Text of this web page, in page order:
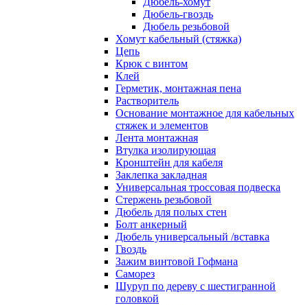
Дюбель-гвоздь
Дюбель резьбовой
Хомут кабельный (стяжка)
Цепь
Крюк с винтом
Клей
Герметик, монтажная пена
Растворитель
Основание монтажное для кабельных
стяжек и элементов
Лента монтажная
Втулка изолирующая
Кронштейн для кабеля
Заклепка закладная
Универсальная троссовая подвеска
Стержень резьбовой
Дюбель для полых стен
Болт анкерный
Дюбель универсальный /вставка
Гвоздь
Зажим винтовой Гофмана
Саморез
Шуруп по дереву с шестигранной
головкой